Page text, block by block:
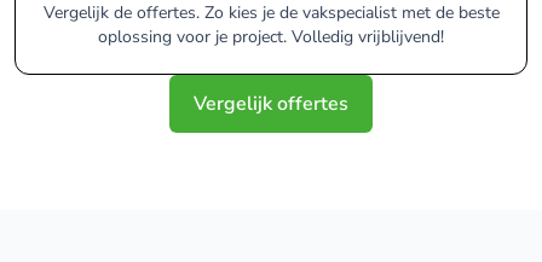
Vergelijk de offertes. Zo kies je de vakspecialist met de beste
oplossing voor je project. Volledig vrijblijvend!
Vergelijk offertes